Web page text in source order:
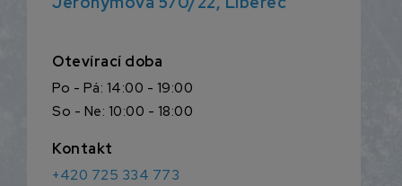
Otevírací doba
Po - Pá: 14:00 - 19:00
So - Ne: 10:00 - 18:00
Kontakt
+420 725 334 773